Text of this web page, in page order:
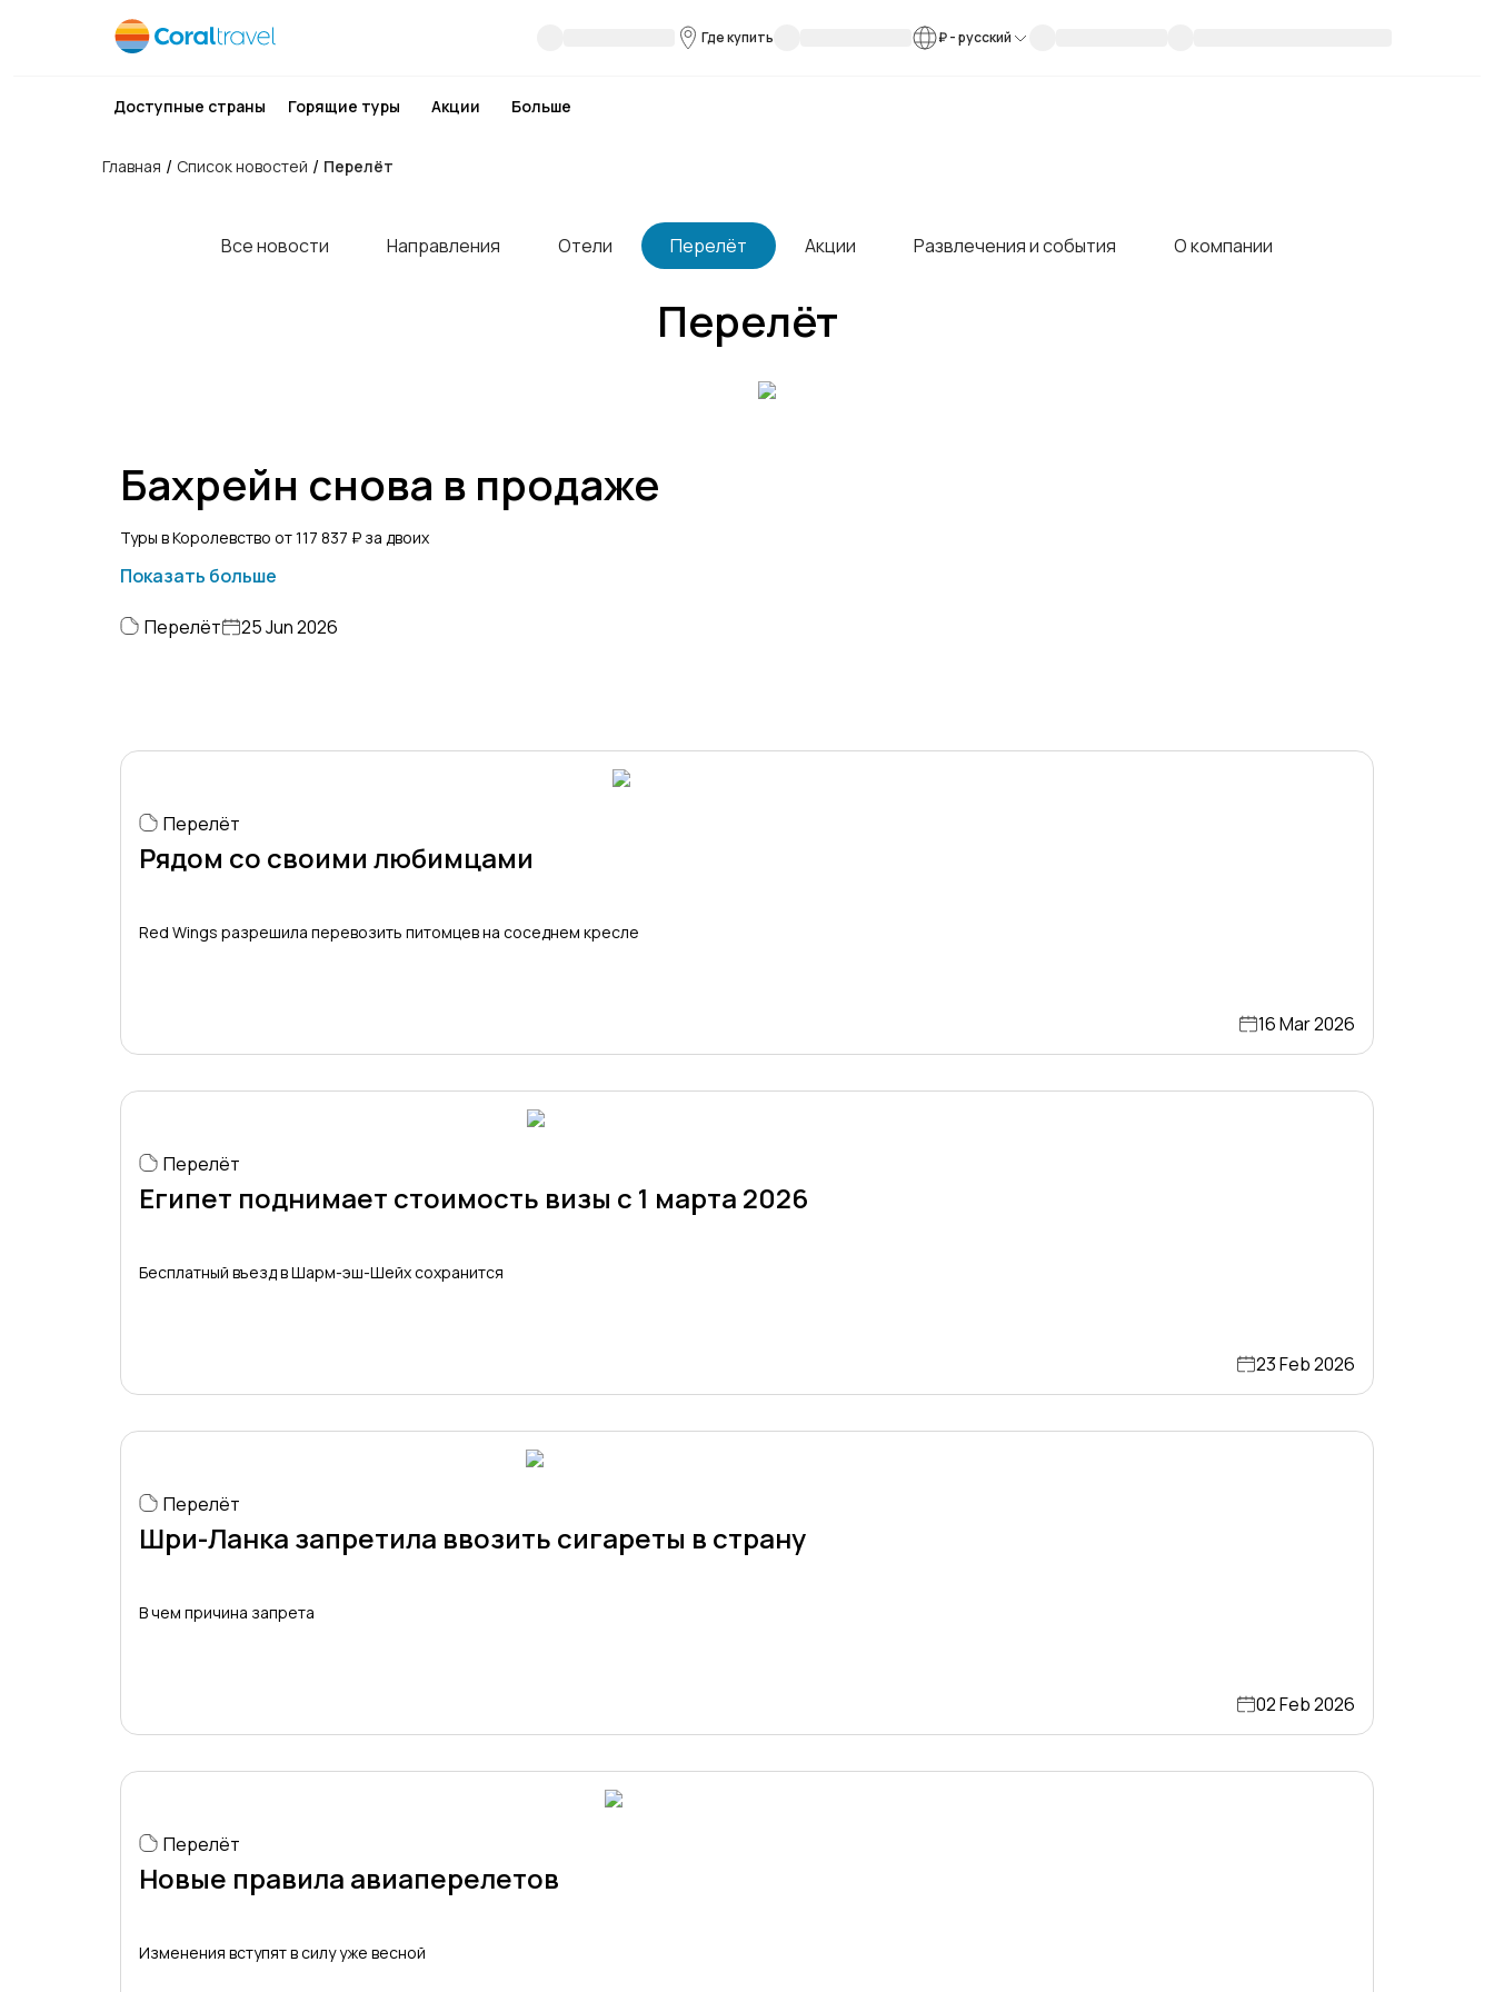
Где купить ₽-русский
Доступные страны Горящие туры Акции Больше
Главная / Список новостей / Перелёт
Все новости Направления Отели Перелёт Акции Развлечения и события О компании
Перелёт
Бахрейн снова в продаже
Туры в Королевство от 117 837 ₽ за двоих
Показать больше
Перелёт 25 Jun 2026
Перелёт
Рядом со своими любимцами
Red Wings разрешила перевозить питомцев на соседнем кресле
16 Mar 2026
Перелёт
Египет поднимает стоимость визы с 1 марта 2026
Бесплатный въезд в Шарм-эш-Шейх сохранится
23 Feb 2026
Перелёт
Шри-Ланка запретила ввозить сигареты в страну
В чем причина запрета
02 Feb 2026
Перелёт
Новые правила авиаперелетов
Изменения вступят в силу уже весной